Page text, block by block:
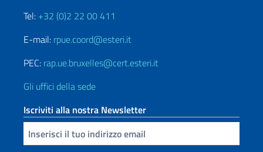
Tel: +32 (0)2 22 00 411
E-mail: rpue.coord@esteri.it
PEC: rap.ue.bruxelles@cert.esteri.it
Gli uffici della sede
Iscriviti alla nostra Newsletter
Inserisci la tua email